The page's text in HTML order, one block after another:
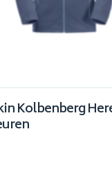
Kolbenberg